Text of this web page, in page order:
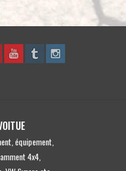
gelangen.
Benutzer
Touchgeräten
können
équipement,
4x4,